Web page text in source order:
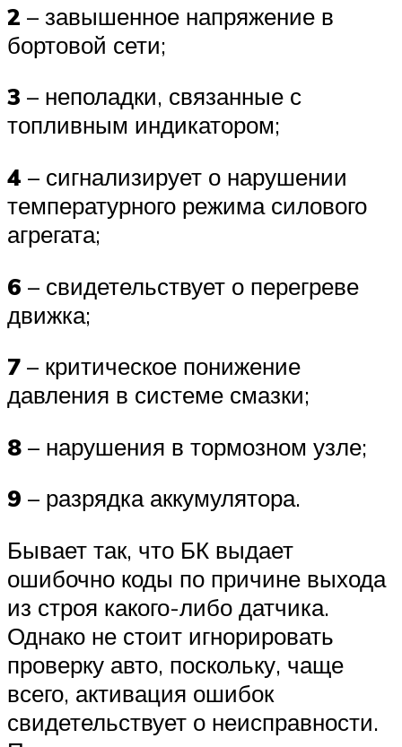
2 – завышенное напряжение в
бортовой сети;
3 – неполадки, связанные с
топливным индикатором;
4 – сигнализирует о нарушении
температурного режима силового
агрегата;
6 – свидетельствует о перегреве
движка;
7 – критическое понижение
давления в системе смазки;
8 – нарушения в тормозном узле;
9 – разрядка аккумулятора.
Бывает так, что БК выдает
ошибочно коды по причине выхода
из строя какого-либо датчика.
Однако не стоит игнорировать
проверку авто, поскольку, чаще
всего, активация ошибок
свидетельствует о неисправности.